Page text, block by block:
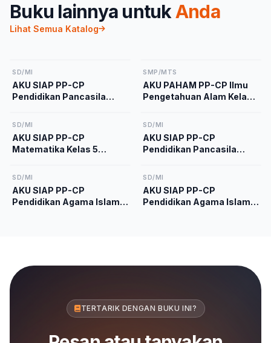
Buku lainnya untukAnda
Lihat Semua Katalog
SD/MI
AKU SIAP PP-CP
Pendidikan Pancasila
Merdeka
SMP/MTS
AKU PAHAM PP-CP Ilmu
Pengetahuan Alam Kelas
SD/MI
AKU SIAP PP-CP
Matematika Kelas 5
SD/MI
AKU SIAP PP-CP
Pendidikan Pancasila
Merdeka
SD/MI
AKU SIAP PP-CP
Pendidikan Agama Islam
SD/MI
AKU SIAP PP-CP
Pendidikan Agama Islam
TERTARIK DENGAN BUKU INI?